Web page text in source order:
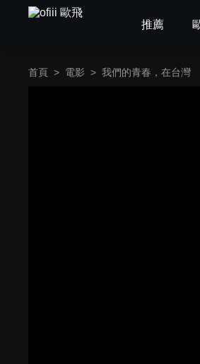
推薦
首頁 > 電影 > 我們的青春，在台灣